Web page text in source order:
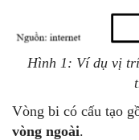
Hình 1: Ví dụ vị
Vòng bi có cấu tạo
vòng ngoài.